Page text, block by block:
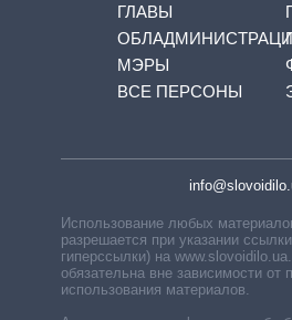
ГЛАВЫ
МЭРЫ
ВСЕ ПЕРСОНЫ
Использование любых
разрешается при указании
гиперссылки) на
обязательна вне зависимости от
использования материалов.